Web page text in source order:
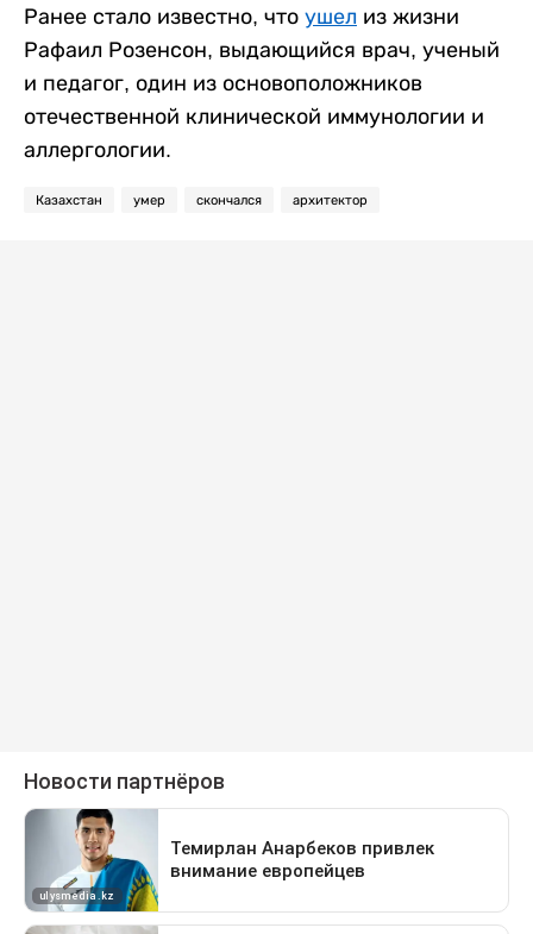
Ранее стало известно, что ушел из жизни
Рафаил Розенсон, выдающийся врач, ученый
и педагог, один из основоположников
отечественной клинической иммунологии и
аллергологии.
Казахстан умер скончался архитектор